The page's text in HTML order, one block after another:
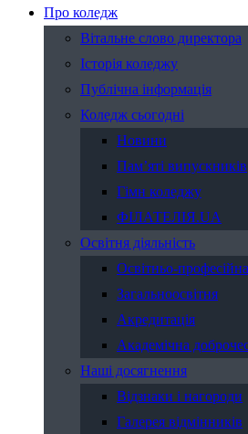
Про коледж
Вітальне слово директора
Історія коледжу
Публічна інформація
Коледж сьогодні
Новини
Пам’яті випускників
Гімн коледжу
ФІЛАТЕЛІЯ.UA
Освітня діяльність
Освітньо-професійна
Загальноосвітня
Акредитація
Академічна
Наші досягнення
Відзнаки і нагороди
Галерея відмінників